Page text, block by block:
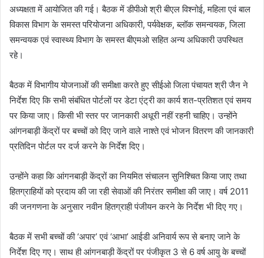
अध्यक्षता में आयोजित की गई। बैठक में डीपीओ श्री बीएल विश्नोई, महिला एवं बाल
विकास विभाग के समस्त परियोजना अधिकारी, पर्यवेक्षक, ब्लॉक समन्वयक, जिला
समन्वयक एवं स्वास्थ्य विभाग के समस्त बीएमओ सहित अन्य अधिकारी उपस्थित
रहे।
बैठक में विभागीय योजनाओं की समीक्षा करते हुए सीईओ जिला पंचायत श्री जैन ने
निर्देश दिए कि सभी संबंधित पोर्टलों पर डेटा एंट्री का कार्य शत-प्रतिशत एवं समय
पर किया जाए। किसी भी स्तर पर जानकारी अधूरी नहीं रहनी चाहिए। उन्होंने
आंगनबाड़ी केंद्रों पर बच्चों को दिए जाने वाले नाश्ते एवं भोजन वितरण की जानकारी
प्रतिदिन पोर्टल पर दर्ज करने के निर्देश दिए।
उन्होंने कहा कि आंगनबाड़ी केंद्रों का नियमित संचालन सुनिश्चित किया जाए तथा
हितग्राहियों को प्रदाय की जा रही सेवाओं की निरंतर समीक्षा की जाए। वर्ष 2011
की जनगणना के अनुसार नवीन हितग्राही पंजीयन करने के निर्देश भी दिए गए।
बैठक में सभी बच्चों की ‘अपार’ एवं ‘आभा’ आईडी अनिवार्य रूप से बनाए जाने के
निर्देश दिए गए। साथ ही आंगनबाड़ी केंद्रों पर पंजीकृत 3 से 6 वर्ष आयु के बच्चों